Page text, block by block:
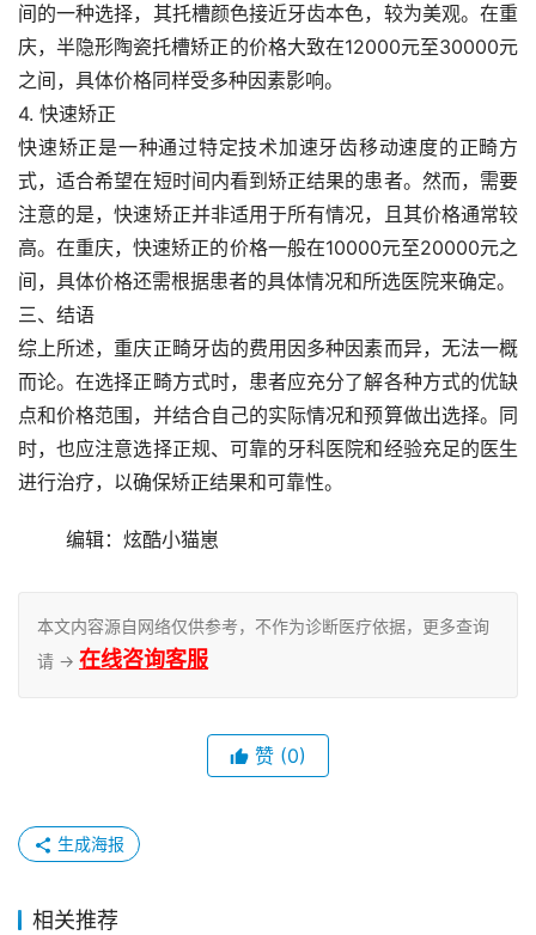
间的一种选择，其托槽颜色接近牙齿本色，较为美观。在重
庆，半隐形陶瓷托槽矫正的价格大致在12000元至30000元
之间，具体价格同样受多种因素影响。
4. 快速矫正
快速矫正是一种通过特定技术加速牙齿移动速度的正畸方
式，适合希望在短时间内看到矫正结果的患者。然而，需要
注意的是，快速矫正并非适用于所有情况，且其价格通常较
高。在重庆，快速矫正的价格一般在10000元至20000元之
间，具体价格还需根据患者的具体情况和所选医院来确定。
三、结语
综上所述，重庆正畸牙齿的费用因多种因素而异，无法一概
而论。在选择正畸方式时，患者应充分了解各种方式的优缺
点和价格范围，并结合自己的实际情况和预算做出选择。同
时，也应注意选择正规、可靠的牙科医院和经验充足的医生
进行治疗，以确保矫正结果和可靠性。
	编辑：炫酷小猫崽
本文内容源自网络仅供参考，不作为诊断医疗依据，更多查询
请 → 在线咨询客服
赞 (0)
生成海报
相关推荐